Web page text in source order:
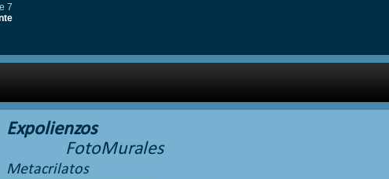
7
Expolienzos
FotoMurales
Metacrilatos